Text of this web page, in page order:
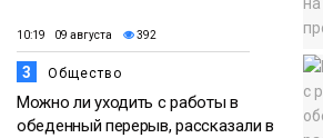
10:19 09 августа 392
3 Общество
Можно ли уходить с работы в
обеденный перерыв, рассказали в